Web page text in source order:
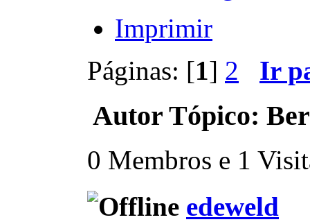
Imprimir
Páginas: [1] 2 Ir
Autor Tópico:
0 Membros e 1
edeweld